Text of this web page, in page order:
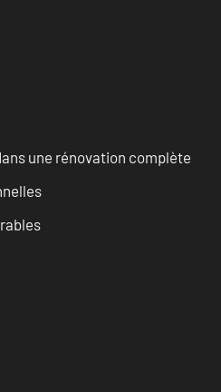
une rénovation complète